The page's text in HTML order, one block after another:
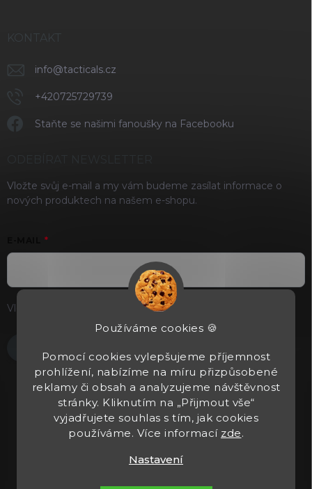
Používáme cookies 🍪
Pomocí cookies vylepšujeme příjemnost
prohlížení, nabízíme na míru přizpůsobené
reklamy či obsah a analyzujeme návštěvnost
stránky. Kliknutím na „Přijmout vše“
vyjadřujete souhlas s tím, jak cookies
používáme. Více informací zde.
Nastavení
KONTAKT
info@tacticals.cz
+420725729739
Staňte se našimi fanoušky na Facebooku
Vložte svůj e-mail a my vám budeme zasílat informace o
nových produktech na našem e-shopu.
Vložením e-mailu souhlasíte spodmínkami ochrany osobních
nastavení cookies